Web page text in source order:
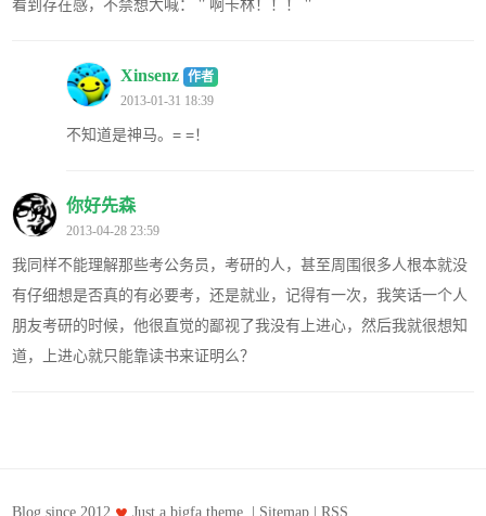
看到存在感，不禁想大喊：＂啊卡林！！！＂
Xinsenz 作者
2013-01-31 18:39
不知道是神马。= =！
你好先森
2013-04-28 23:59
我同样不能理解那些考公务员，考研的人，甚至周围很多人根本就没
有仔细想是否真的有必要考，还是就业，记得有一次，我笑话一个人
朋友考研的时候，他很直觉的鄙视了我没有上进心，然后我就很想知
道，上进心就只能靠读书来证明么？
Blog since 2012. Just abigfa theme. | Sitemap |RSS